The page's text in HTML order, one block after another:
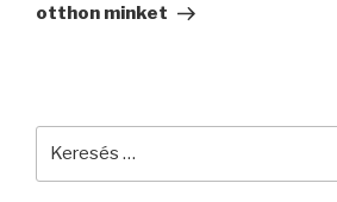
otthon minket